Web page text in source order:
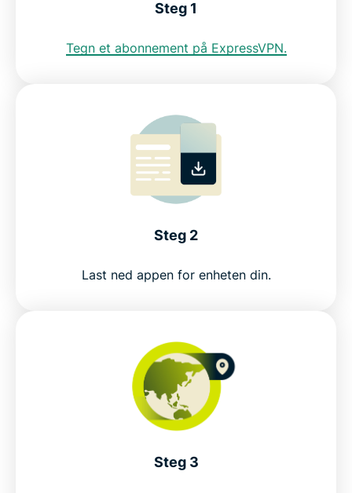
Se hvorfor ExpressVPN er det VPN-et malaysiske
Get a Malaysia VPN in 3 simple steps
How to set up ExpressVPN for Malaysia
Is VPN legal in Malaysia?
Popular VPN server locations for Malaysian users
Why millions choose ExpressVPN
Steg 1
Tegn et abonnement på ExpressVPN.
Steg 2
Last ned appen for enheten din.
Steg 3